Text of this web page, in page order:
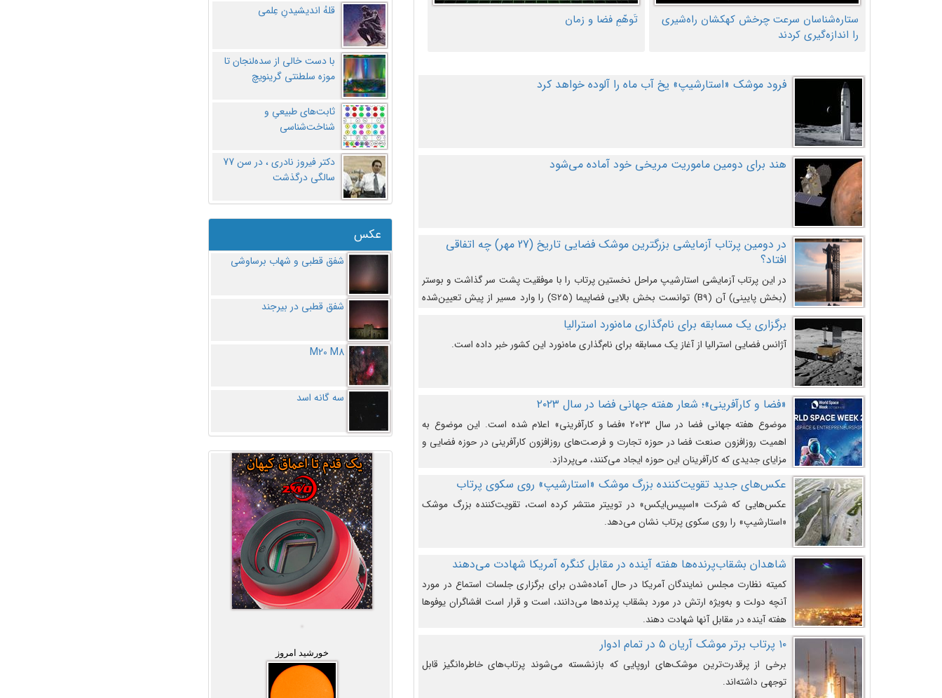
ستاره‌شناسان سرعت چرخش کهکشان راه‌شیری
را اندازه‌گیری کردند
تَوهّمِ فضا و زمان
فرود موشک «استارشیپ» یخ آب ماه را آلوده خواهد کرد
هند برای دومین ماموریت مریخی خود آماده می‌شود
در دومین پرتاب آزمایشی بزرگترین موشک فضایی تاریخ (27 مهر‌) چه اتفاقی
افتاد؟
در این پرتاب آزمایشی استارشیپ مراحل نخستین پرتاب را با موفقیت پشت سر گذاشت و بوستر
(بخش پایینی) آن (B9) توانست بخش بالایی فضاپیما (S25) را وارد مسیر از پیش تعیین‌شده
کند و سپس با یک مکانیزم جدید با موفقیت از آن جدا شود. ‌
برگزاری یک مسابقه برای نام‌گذاری ماه‌نورد استرالیا
آژانس فضایی استرالیا از آغاز یک مسابقه برای نام‌گذاری ماه‌نورد این کشور خبر داده است.
«فضا و کارآفرینی»؛ شعار هفته جهانی فضا در سال ۲۰۲۳
موضوع هفته جهانی فضا در سال ۲۰۲۳ «فضا و کارآفرینی» اعلام شده است. این موضوع به
اهمیت روزافزون صنعت فضا در حوزه تجارت و فرصت‌های روزافزون کارآفرینی در حوزه فضایی و
مزایای جدیدی که کارآفرینان این حوزه ایجاد می‌کنند، می‌پردازد.
عکس‌های جدید تقویت‌کننده بزرگ موشک «استارشیپ» روی سکوی پرتاب
عکس‌هایی که شرکت «اسپیس‌ایکس» در توییتر منتشر کرده است، تقویت‌کننده بزرگ موشک
«استارشیپ» را روی سکوی پرتاب نشان می‌دهد.
شاهدان بشقاب‌پرنده‌ها هفته آینده در مقابل کنگره آمریکا شهادت می‌دهند
کمیته نظارت مجلس نمایندگان آمریکا در حال آماده‌شدن برای برگزاری جلسات استماع در مورد
آنچه دولت و به‌ویژه ارتش در مورد بشقاب پرنده‌ها می‌دانند، است و قرار است افشاگران یوفوها
هفته آینده در مقابل آنها شهادت دهند.
۱۰ پرتاب برتر موشک آریان ۵ در تمام ادوار
برخی از پرقدرت‌ترین موشک‌های اروپایی که بازنشسته می‌شوند پرتاب‌های خاطره‌انگیز قابل
توجهی داشته‌اند.
قلهُ اندیشیدنِ عِلمی
با دست خالی از سده‌لنجان تا
موزه سلطنتی گرینویچ
ثابت‌های طبیعیِ و
شناخت‌شناسی
دکتر فیروز نادری ، در سن 77
سالگی درگذشت
عکس
شفق قطبی و شهاب برساوشی
شفق قطبی در بیرجند
M20 M8
سه گانه اسد
خورشید امروز